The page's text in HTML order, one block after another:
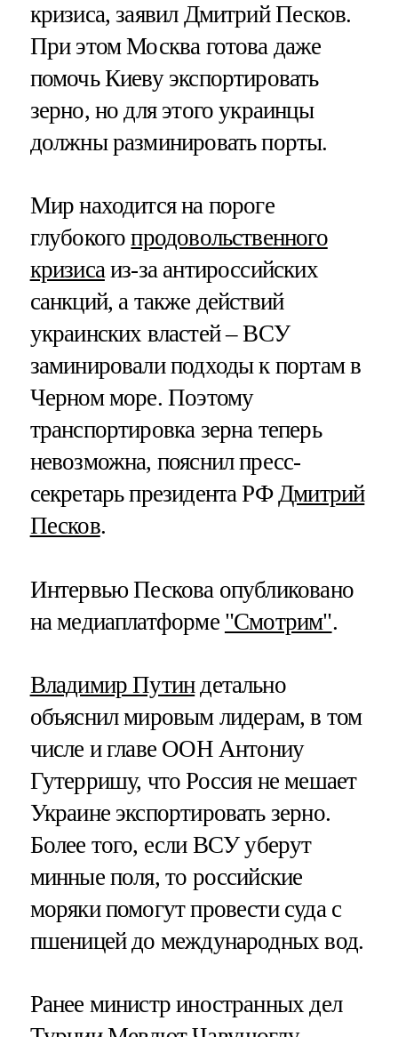
кризиса, заявил Дмитрий Песков.
При этом Москва готова даже
помочь Киеву экспортировать
зерно, но для этого украинцы
должны разминировать порты.
Мир находится на пороге
глубокогопродовольственного
кризисаиз-за антироссийских
санкций, а также действий
украинских властей – ВСУ
заминировали подходы к портам в
Черном море. Поэтому
транспортировка зерна теперь
невозможна, пояснил пресс-
секретарь президента РФДмитрий
Песков.
Интервью Пескова опубликовано
на медиаплатформе "Смотрим".
Владимир Путиндетально
объяснил мировым лидерам, в том
числе и главе ООН Антониу
Гутерришу, что Россия не мешает
Украине экспортировать зерно.
Более того, если ВСУ уберут
минные поля, то российские
моряки помогут провести суда с
пшеницей до международных вод.
Ранее министр иностранных дел